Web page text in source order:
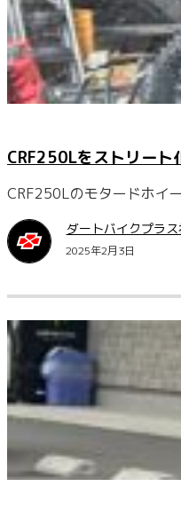
CRF250Lをストリート
CRF250Lのモタードホイ
ダートバイクプラス
2025年2月3日